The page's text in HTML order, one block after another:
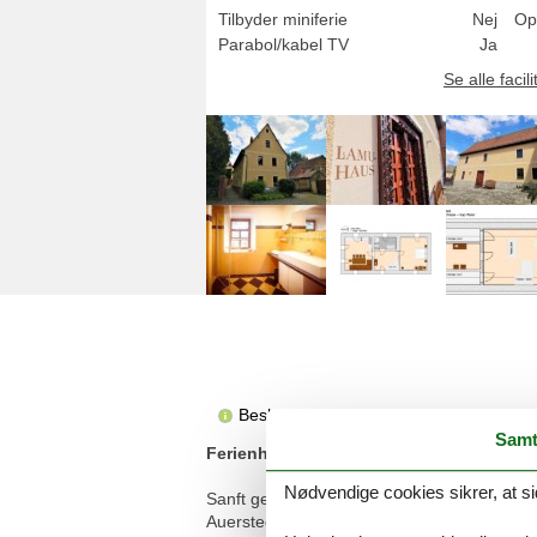
Tilbyder miniferie
Nej
Parabol/kabel TV
Ja
Se alle
Beskrivelsen foreligger desværre ikke
Ferienhaus für 8 Gäste mit 170m² in
Sanft geschwungene Hügel, die Idylle der
Auerstedt steht für erholsame Aufenthalte
Nødvendige cookies sikrer, at